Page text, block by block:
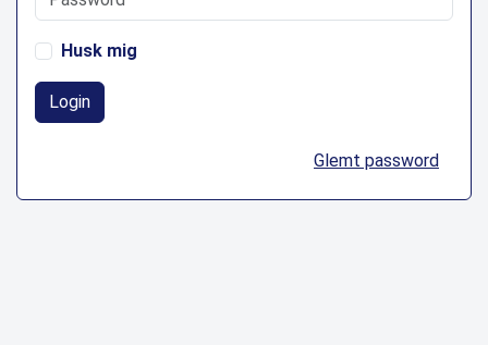
Husk mig
Login
Glemt password